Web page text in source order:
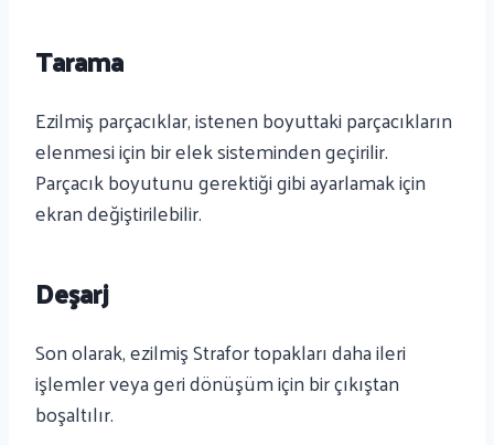
Tarama
Ezilmiş parçacıklar, istenen boyuttaki parçacıkların
elenmesi için bir elek sisteminden geçirilir.
Parçacık boyutunu gerektiği gibi ayarlamak için
ekran değiştirilebilir.
Deşarj
Son olarak, ezilmiş Strafor topakları daha ileri
işlemler veya geri dönüşüm için bir çıkıştan
boşaltılır.